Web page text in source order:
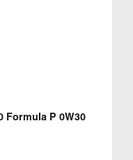
Formula P 0W30